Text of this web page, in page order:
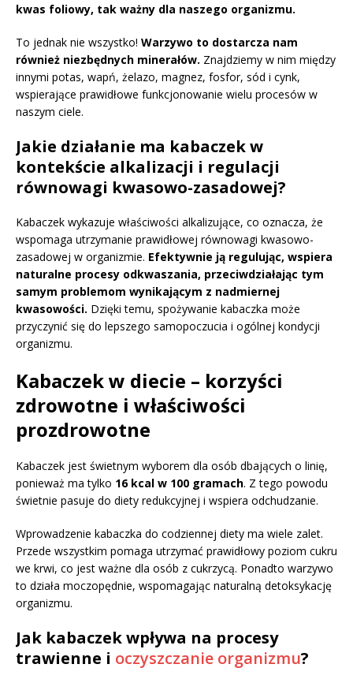
kwas foliowy, tak ważny dla naszego organizmu.
To jednak nie wszystko! Warzywo to dostarcza nam
również niezbędnych minerałów. Znajdziemy w nim między
innymi potas, wapń, żelazo, magnez, fosfor, sód i cynk,
wspierające prawidłowe funkcjonowanie wielu procesów w
naszym ciele.
Jakie działanie ma kabaczek w
kontekście alkalizacji i regulacji
równowagi kwasowo-zasadowej?
Kabaczek wykazuje właściwości alkalizujące, co oznacza, że
wspomaga utrzymanie prawidłowej równowagi kwasowo-
zasadowej w organizmie. Efektywnie ją regulując, wspiera
naturalne procesy odkwaszania, przeciwdziałając tym
samym problemom wynikającym z nadmiernej
kwasowości. Dzięki temu, spożywanie kabaczka może
przyczynić się do lepszego samopoczucia i ogólnej kondycji
organizmu.
Kabaczek w diecie – korzyści
zdrowotne i właściwości
prozdrowotne
Kabaczek jest świetnym wyborem dla osób dbających o linię,
ponieważ ma tylko 16 kcal w 100 gramach. Z tego powodu
świetnie pasuje do diety redukcyjnej i wspiera odchudzanie.
Wprowadzenie kabaczka do codziennej diety ma wiele zalet.
Przede wszystkim pomaga utrzymać prawidłowy poziom cukru
we krwi, co jest ważne dla osób z cukrzycą. Ponadto warzywo
to działa moczopędnie, wspomagając naturalną detoksykację
organizmu.
Jak kabaczek wpływa na procesy
trawienne i oczyszczanie organizmu?